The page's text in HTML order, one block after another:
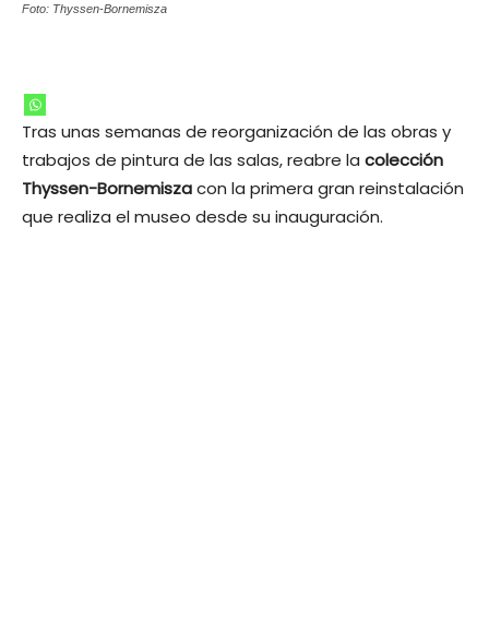
Foto: Thyssen-Bornemisza
Tras unas semanas de reorganización de las obras y
trabajos de pintura de las salas, reabre la colección
Thyssen-Bornemiszacon la primera gran reinstalación
que realiza el museo desde su inauguración.